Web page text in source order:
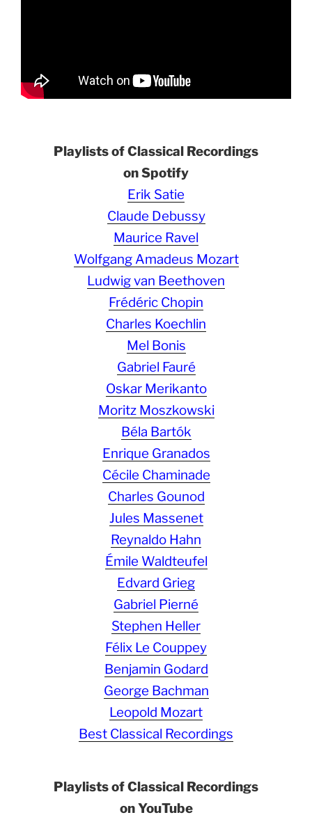
Playlists of Classical Recordings
on Spotify
Erik Satie
Claude Debussy
Maurice Ravel
Wolfgang Amadeus Mozart
Ludwig van Beethoven
Frédéric Chopin
Charles Koechlin
Mel Bonis
Gabriel Fauré
Oskar Merikanto
Moritz Moszkowski
Béla Bartók
Enrique Granados
Cécile Chaminade
Charles Gounod
Jules Massenet
Reynaldo Hahn
Émile Waldteufel
Edvard Grieg
Gabriel Pierné
Stephen Heller
Félix Le Couppey
Benjamin Godard
George Bachman
Leopold Mozart
Best Classical Recordings
Playlists of Classical Recordings
on YouTube